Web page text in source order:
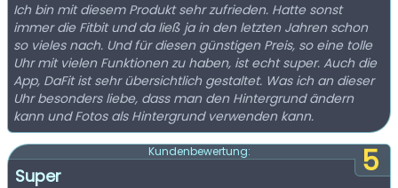
Ich bin mit diesem Produkt sehr zufrieden. Hatte sonst
immer die Fitbit und da ließ ja in den letzten Jahren schon
so vieles nach. Und für diesen günstigen Preis, so eine tolle
Uhr mit vielen Funktionen zu haben, ist echt super. Auch die
App, DaFit ist sehr übersichtlich gestaltet. Was ich an dieser
Uhr besonders liebe, dass man den Hintergrund ändern
kann und Fotos als Hintergrund verwenden kann.
5
Kundenbewertung:
Super